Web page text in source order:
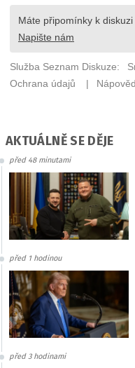
AKTUÁLNĚ SE DĚJE
před 48 minutami
před 1 hodinou
před 3 hodinami